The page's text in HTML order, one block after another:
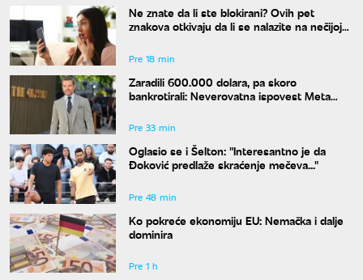
Ne znate da li ste blokirani? Ovih pet
znakova otkivaju da li se nalazite na nečijoj
Pre 18 min
Zaradili 600.000 dolara, pa skoro
bankrotirali: Neverovatna ispovest Meta
Pre 33 min
Oglasio se i Šelton: "Interesantno je da
Đoković predlaže skraćenje mečeva..."
Pre 48 min
Ko pokreće ekonomiju EU: Nemačka i dalje
dominira
Pre 1 h